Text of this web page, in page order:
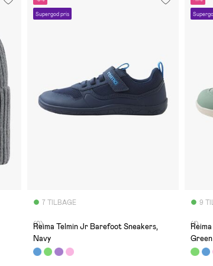
Supergod pris
7 TILBAGE
(0)
Reima Telmin Jr Barefoot Sneakers,
Navy
9
(1)
Green